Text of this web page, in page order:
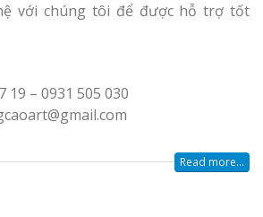
với chúng tôi để được hỗ trợ tốt
19 – 0931 505 030
Read more...